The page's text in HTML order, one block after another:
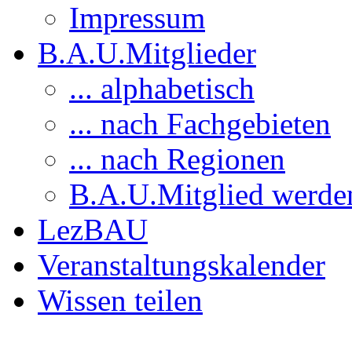
Impressum
B.A.U.Mitglieder
... alphabetisch
... nach Fachgebieten
... nach Regionen
B.A.U.Mitglied
LezBAU
Veranstaltungskalender
Wissen teilen